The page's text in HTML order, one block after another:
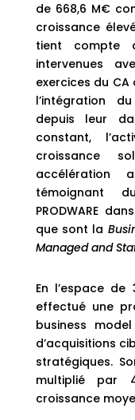
de 668,6 M€
croissance
tient compte
intervenues
exercices du
l’intégration
depuis leur
constant,
croissance
accélération
témoignant
PRODWARE
que sont la
Managed and
En l’espace de
effectué une
business
d’acquisitions
stratégiques.
multiplié par
croissance